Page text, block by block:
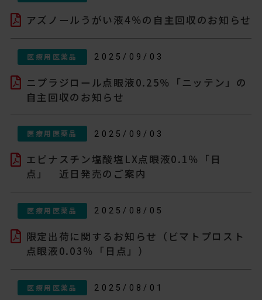
アズノールうがい液4％の自主回収のお知らせ
2025/09/03
医療用医薬品
ニプラジロール点眼液0.25％「ニッテン」の
自主回収のお知らせ
2025/09/03
医療用医薬品
エピナスチン塩酸塩LX点眼液0.1％「日
点」 近日発売のご案内
2025/08/05
医療用医薬品
限定出荷に関するお知らせ（ビマトプロスト
点眼液0.03％「日点」）
2025/08/01
医療用医薬品